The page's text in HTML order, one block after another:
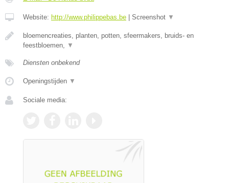
Website: http://www.philippebas.be Screenshot ▼
bloemencreaties, planten, potten, sfeermakers, bruids- en
feestbloemen, ▼
Diensten onbekend
Openingstijden ▼
Sociale media: